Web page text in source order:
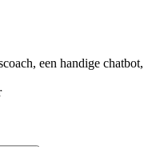
een handige chatbot,